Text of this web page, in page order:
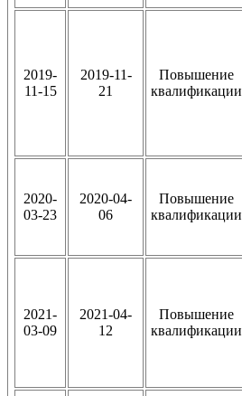
2019-
11-15
2019-11-
21
Повышение
квалификации
2020-
03-23
2020-04-
06
Повышение
квалификации
2021-
03-09
2021-04-
12
Повышение
квалификации